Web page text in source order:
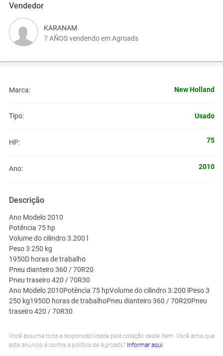
Vendedor
KARANAM
7 AÑOS vendendo em Agroads
Marca: New Holland
Tipo: Usado
HP: 75
Ano: 2010
Descrição
Ano Modelo 2010
Potência 75 hp
Volume do cilindro 3.200 l
Peso 3 250 kg
1950D horas de trabalho
Pneu dianteiro 360 / 70R20
Pneu traseiro 420 / 70R30
Ano Modelo 2010Potência 75 hpVolume do cilindro 3.200 lPeso 3
250 kg1950D horas de trabalhoPneu dianteiro 360 / 70R20Pneu
traseiro 420 / 70R30
Você assume toda a responsabilidade pela cotação deste item. Você acha que
este anúncio é contra a política de Agroads? Informar aqui